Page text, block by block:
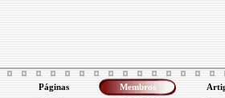
Páginas Membros